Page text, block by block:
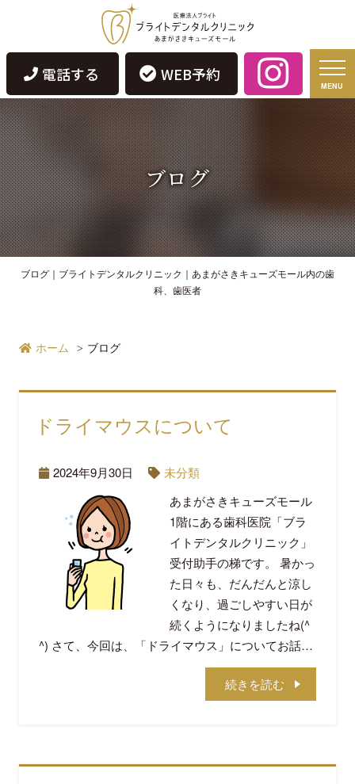
電話する WEB予約
MENU
ブログ
ブログ｜ブライトデンタルクリニック｜あまがさきキューズモール内の歯
科、歯医者
ホーム ブログ
ドライマウスについて
2024年9月30日
未分類
あまがさきキューズモール
1階にある歯科医院「ブラ
イトデンタルクリニック」
受付助手の梯です。 暑かっ
た日々も、だんだんと涼し
くなり、過ごしやすい日が
続くようになりましたね(^
^) さて、今回は、「ドライマウス」についてお話…
続きを読む